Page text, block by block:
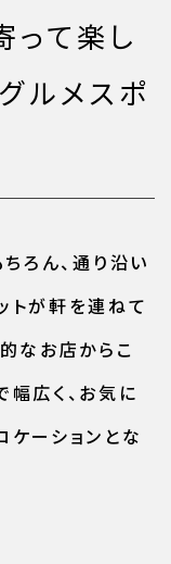
て楽し
ルメスポ
ろん、通り沿い
トが軒を連ねて
なお店からこ
広く、お気に
ーションとな